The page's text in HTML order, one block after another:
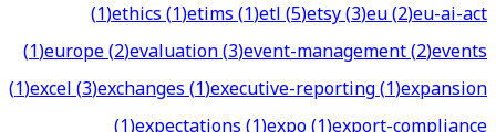
(1)ethics(1)etims(1)etl(5)etsy(3)eu(2)eu-ai-act
(1)europe(2)evaluation(3)event-management(2)events
(1)excel(3)exchanges(1)executive-reporting(1)expansion